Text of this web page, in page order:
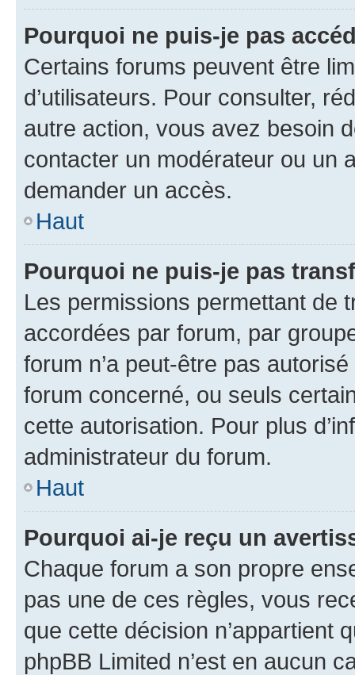
Pourquoi ne puis-je pas
Certains forums peuvent être
d’utilisateurs. Pour consulter,
autre action, vous avez besoin
contacter un modérateur ou un
demander un accès.
Haut
Pourquoi ne puis-je pas
Les permissions permettant de
accordées par forum, par
forum n’a peut-être pas
forum concerné, ou seuls
cette autorisation. Pour plus
administrateur du forum.
Haut
Pourquoi ai-je reçu un
Chaque forum a son propre
pas une de ces règles, vous
que cette décision n’appartient
phpBB Limited n’est en aucun